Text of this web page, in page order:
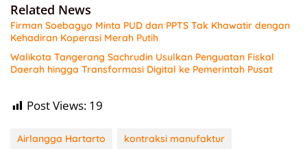
Related News
Firman Soebagyo Minta PUD dan PPTS Tak Khawatir dengan
Kehadiran Koperasi Merah Putih
Walikota Tangerang Sachrudin Usulkan Penguatan Fiskal
Daerah hingga Transformasi Digital ke Pemerintah Pusat
Post Views: 19
Airlangga Hartarto
kontraksi manufaktur